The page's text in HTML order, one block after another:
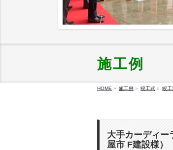
施工例
HOME » 施工例 » 竣工式 » 竣
大手カーディー
屋市 F建設様）